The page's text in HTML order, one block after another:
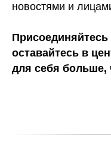
новостями и
оставайтесь в
для себя больше,